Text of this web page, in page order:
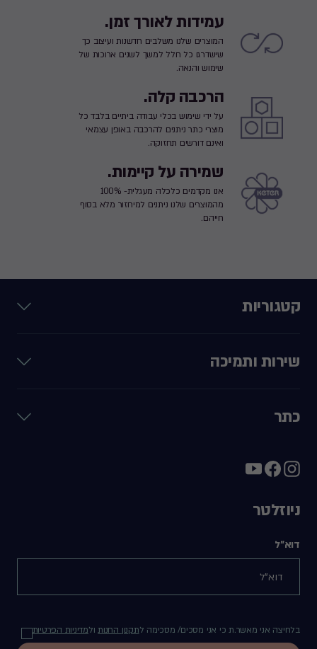
עמידות לאורך זמן.
המוצרים שלנו משלבים חדשנות ועיצוב כך
שישדרגו כל חלל למשך לשנים ארוכות של
שימוש והנאה.
הרכבה קלה.
על ידי שימוש בכלי עבודה ביתיים בלבד כל
מוצרי כתר ניתנים להרכבה באופן עצמאי
ואינם דורשים תחזוקה.
שמירה על קיימות.
אנו מקדמים כלכלה מעגלית- 100%
מהמוצרים שלנו ניתנים למיחזור מלא בסוף
חייהם.
קטגוריות
שירות ותמיכה
כתר
ניוזלטר
דוא"ל
בלחיצה אני מאשר.ת כי אני מסכים/ מסכימה לתקנון החנותולמדיניות הפרטיות